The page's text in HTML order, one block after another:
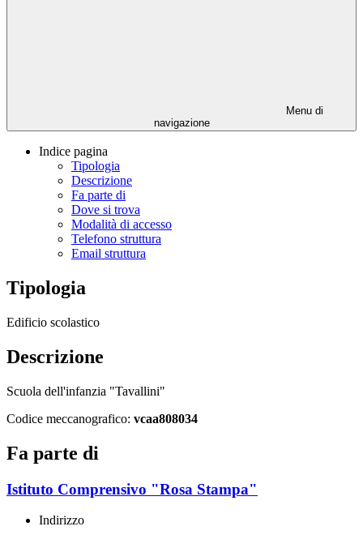
Menu di
navigazione
Indice pagina
Tipologia
Descrizione
Fa parte di
Dove si trova
Modalità di accesso
Telefono struttura
Email struttura
Tipologia
Edificio scolastico
Descrizione
Scuola dell'infanzia "Tavallini"
Codice meccanografico: vcaa808034
Fa parte di
Istituto Comprensivo "Rosa Stampa"
Indirizzo